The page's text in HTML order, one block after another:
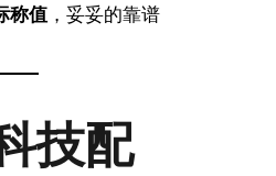
称值 ，妥妥的靠谱
技配